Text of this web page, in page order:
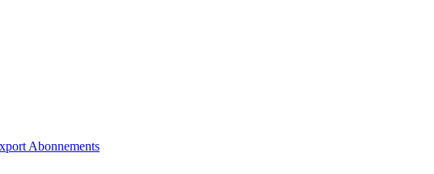
Abonnements